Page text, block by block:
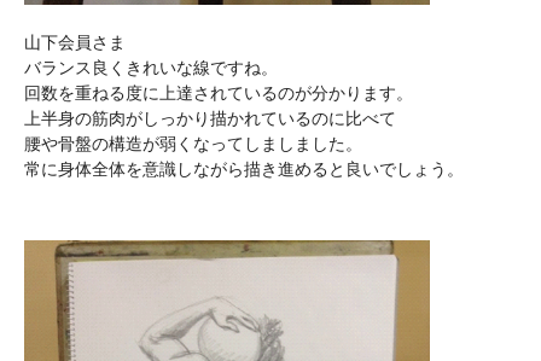
山下会員さま
バランス良くきれいな線ですね。
回数を重ねる度に上達されているのが分かります。
上半身の筋肉がしっかり描かれているのに比べて
腰や骨盤の構造が弱くなってしましました。
常に身体全体を意識しながら描き進めると良いでしょう。